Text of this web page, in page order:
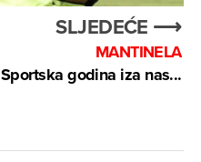
SLJEDEĆE ⟶
MANTINELA
Sportska godina iza nas...